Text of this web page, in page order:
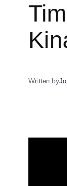
Written by